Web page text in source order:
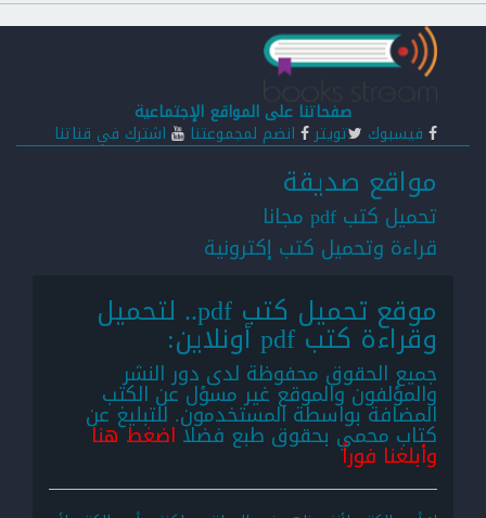
صفحاتنا على المواقع الإجتماعية
فيسبوك تويتر انضم لمجموعتنا اشترك في قناتنا
مواقع صديقة
تحميل كتب pdf مجانا
قراءة وتحميل كتب إكترونية
موقع تحميل كتب pdf.. لتحميل
وقراءة كتب pdf أونلاين:
جميع الحقوق محفوظة لدى دور النشر
والمؤلفون والموقع غير مسؤل عن الكتب
المضافة بواسطة المستخدمون. للتبليغ عن
كتاب محمي بحقوق طبع فضلااضغط هنا
وأبلغنا فوراً